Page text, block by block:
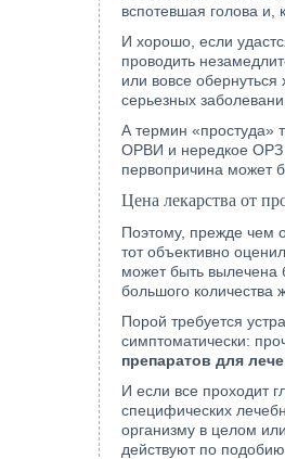
вспотевшая голова и,
И хорошо, если
проводить
или вовсе
серьезных
А термин «простуда»
ОРВИ и нередкое ОРЗ
первопричина может
Цена лекарства от
Поэтому, прежде чем
тот объективно
может быть вылечена
большого количества
Порой требуется
симптоматически:
препаратов для
И если все проходит
специфических
организму в целом
действуют по